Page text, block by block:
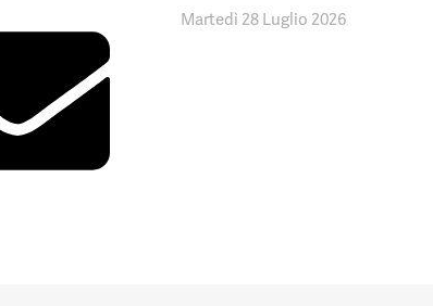
Martedì 28 Luglio 2026